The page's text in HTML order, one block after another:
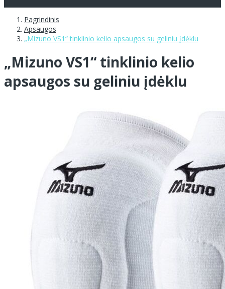
Pagrindinis
Apsaugos
„Mizuno VS1“ tinklinio kelio apsaugos su geliniu įdėklu
„Mizuno VS1“ tinklinio kelio
apsaugos su geliniu įdėklu